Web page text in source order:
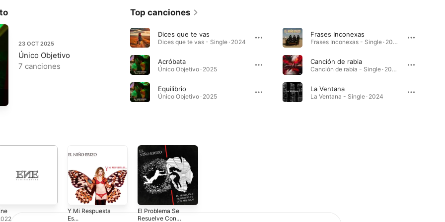
23 OCT 2025
Único Objetivo
7 canciones
Top canciones
Dices que te vas
Dices que te vas - Single · 2024
Acróbata
Único Objetivo · 2025
Equilibrio
Único Objetivo · 2025
Frases Inconexas
Frases Inconexas - Single · 2025
Canción de rabia
Canción de rabia - Single · 2025
La Ventana
La Ventana - Single · 2024
Y Mi Respuesta
Es...
El Problema Se
Resuelve Con